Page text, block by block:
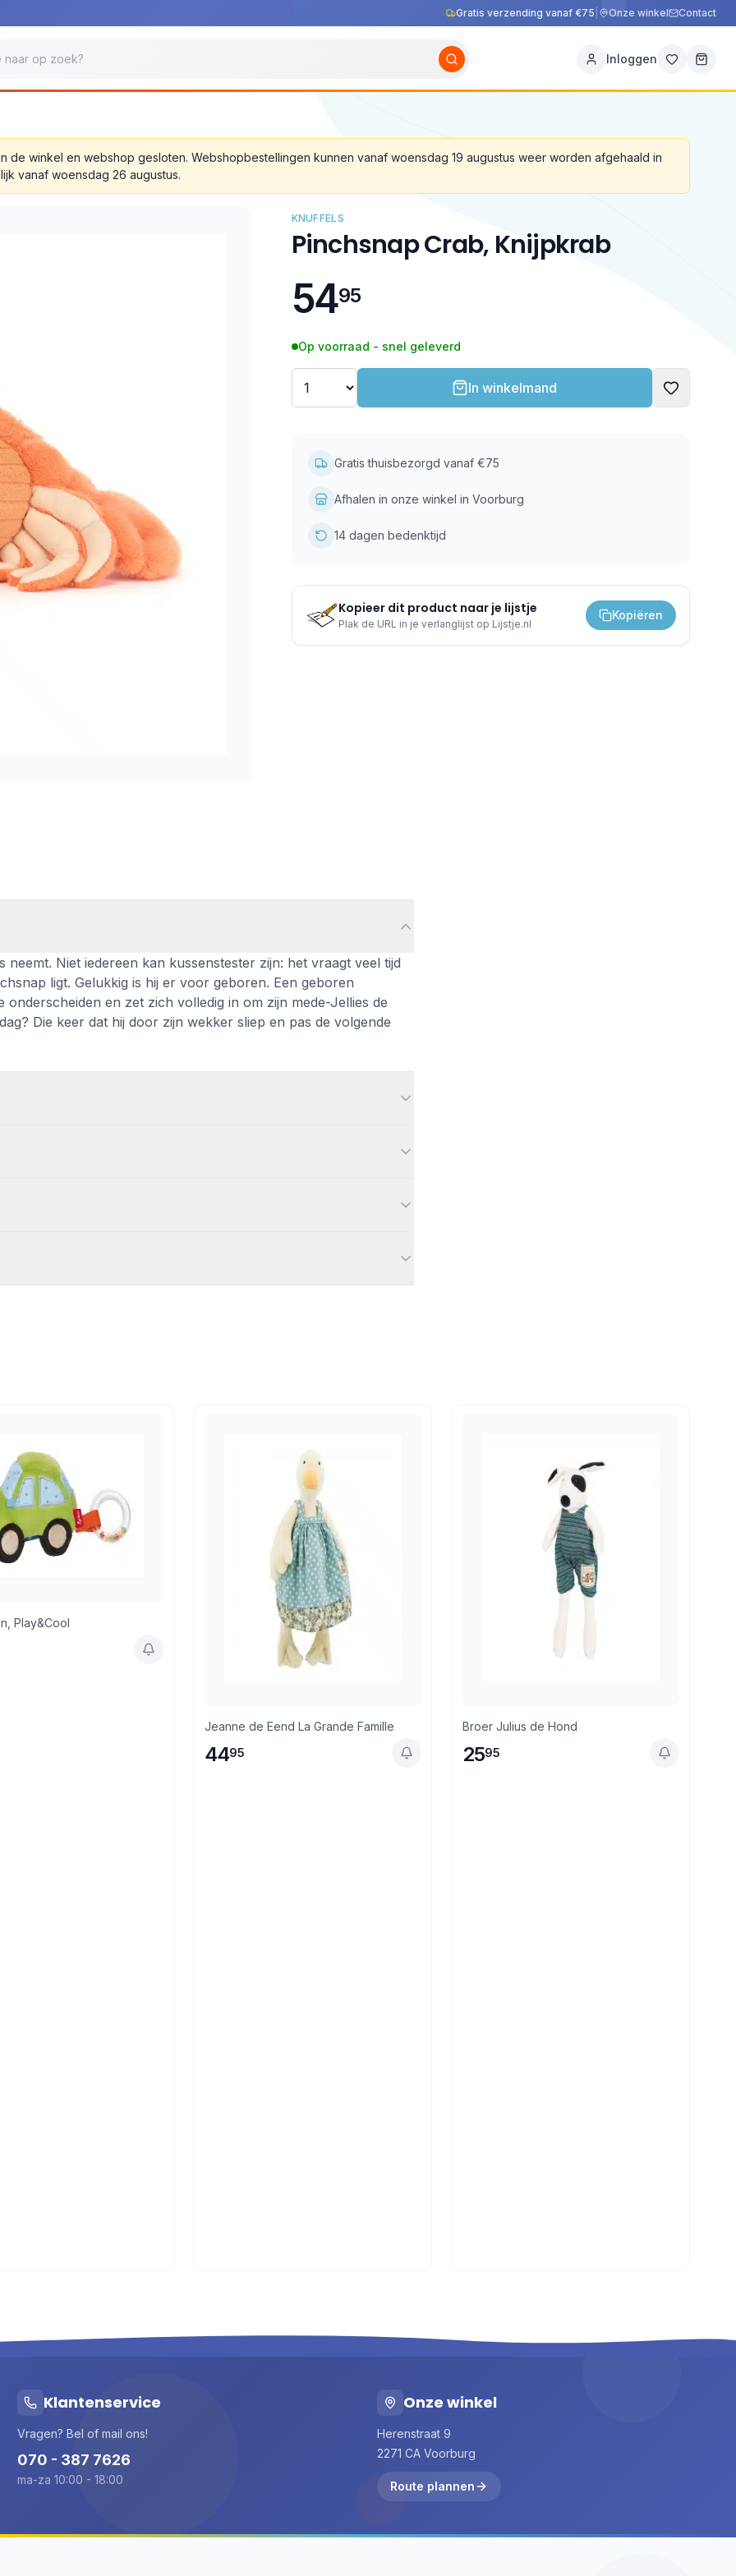
Gratis verzending vanaf €75 Onze winkel Contact
Inloggen
de winkel en webshop gesloten. Webshopbestellingen kunnen vanaf woensdag 19 augustus weer worden afgehaald in
vanaf woensdag 26 augustus.
KNUFFELS
Pinchsnap Crab, Knijpkrab
5495
Op voorraad - snel geleverd
In winkelmand
Gratis thuisbezorgd vanaf €75
Afhalen in onze winkel in Voorburg
14 dagen bedenktijd
Kopieer dit product naar je lijstje
Plak de URL in je verlanglijst op Lijstje.nl
Kopiëren
Niet iedereen kan kussenstester zijn: het vraagt veel tijd
ligt. Gelukkig is hij er voor geboren. Een geboren
en zet zich volledig in om zijn mede-Jellies de
Die keer dat hij door zijn wekker sliep en pas de volgende
en poppen
Play&Cool
Jeanne de Eend La Grande Famille
4495
Broer Julius de Hond
2595
Klantenservice
Vragen? Bel of mail ons!
070 - 387 7626
ma-za 10:00 - 18:00
Onze winkel
Herenstraat 9
2271 CA Voorburg
Route plannen